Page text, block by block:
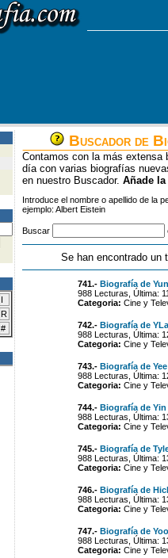
I
R
#
Buscador de
Contamos con la más extensa
día con varias biografías
en nuestro Buscador. Añade
Introduce el nombre o apellido de la
ejemplo: Albert Eistein
Buscar
Se han encontrado un
741.- Biografía de
988 Lecturas, Última:
Categoria: Cine y
742.- Biografía de
988 Lecturas, Última:
Categoria: Cine y
743.- Biografía de
988 Lecturas, Última:
Categoria: Cine y
744.- Biografía de
988 Lecturas, Última:
Categoria: Cine y
745.- Biografía de
988 Lecturas, Última:
Categoria: Cine y
746.- Biografía de
988 Lecturas, Última:
Categoria: Cine y
747.- Biografía de
988 Lecturas, Última:
Categoria: Cine y